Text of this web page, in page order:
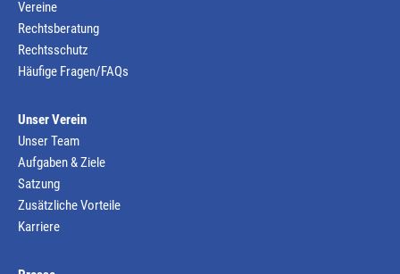
Vereine
Rechtsberatung
Rechtsschutz
Häufige Fragen/FAQs
Unser Verein
Unser Team
Aufgaben & Ziele
Satzung
Zusätzliche Vorteile
Karriere